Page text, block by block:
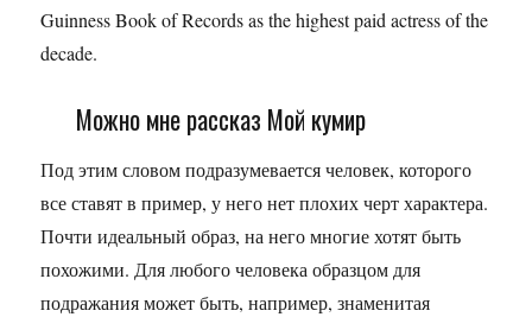
Guinness Book of Records as the highest paid actress of the
decade.
Можно мне рассказ Мой кумир
Под этим словом подразумевается человек, которого
все ставят в пример, у него нет плохих черт характера.
Почти идеальный образ, на него многие хотят быть
похожими. Для любого человека образцом для
подражания может быть, например, знаменитая